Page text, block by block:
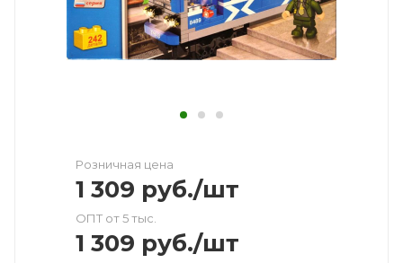
Розничная цена
1 309 руб./шт
ОПТ от 5 тыс.
1 309 руб./шт